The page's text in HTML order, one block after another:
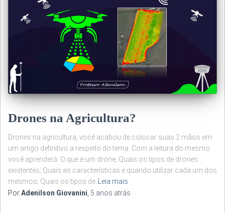
Drones na Agricultura?
Drones na agricultura, você acabou de colocar suas 2 mãos em
um artigo definitivo a respeito do tema. Com a leitura do mesmo
você aprenderá: O que é um drone; Quais os tipos de drones
existentes; Quais as características e quando utilizar cada um dos
mesmos; Quais os tipos de Leia mais
PorAdenilson Giovanini, 5 anos atrás